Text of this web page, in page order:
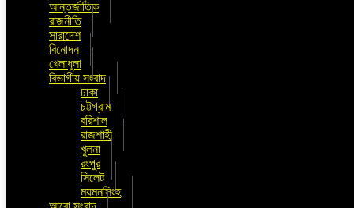
আন্তর্জাতিক
রাজনীতি
সারাদেশ
বিনোদন
খেলাধুলা
বিভাগীয় সংবাদ
ঢাকা
চট্টগ্রাম
বরিশাল
রাজশাহী
খুলনা
রংপুর
সিলেট
ময়মনসিংহ